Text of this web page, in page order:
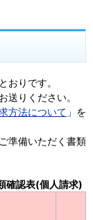
おりです。
送りください。
方法について 」を
準備いただく書類
確認表(個人請求)